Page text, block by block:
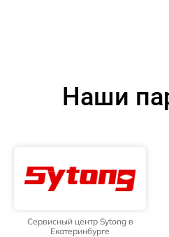
Наши
Сервисный центр Sytong в
Екатеринбурге